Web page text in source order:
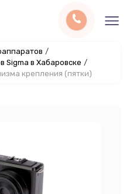
/
Sigma в Хабаровске /
крепления (пятки)